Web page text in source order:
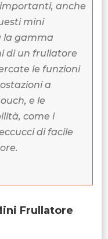
anche
mini
la gamma
di un frullatore
le funzioni
a
e le
come i
di facile
Frullatore